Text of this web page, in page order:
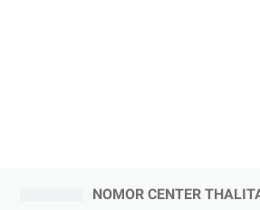
NOMOR CENTER